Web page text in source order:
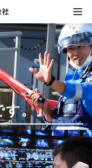
す。』